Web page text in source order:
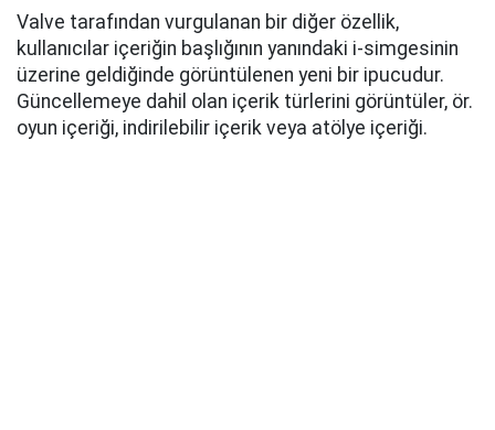
Valve tarafından vurgulanan bir diğer özellik,
kullanıcılar içeriğin başlığının yanındaki i-simgesinin
üzerine geldiğinde görüntülenen yeni bir ipucudur.
Güncellemeye dahil olan içerik türlerini görüntüler, ör.
oyun içeriği, indirilebilir içerik veya atölye içeriği.